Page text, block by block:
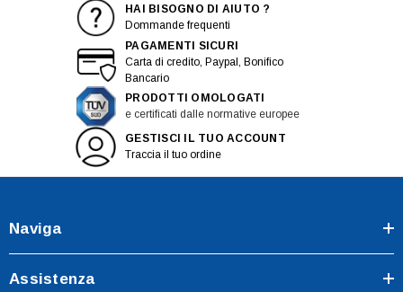
HAI BISOGNO DI AIUTO ?
Dommande frequenti
PAGAMENTI SICURI
Carta di credito, Paypal, Bonifico
Bancario
PRODOTTI OMOLOGATI
e certificati dalle normative europee
GESTISCI IL TUO ACCOUNT
Traccia il tuo ordine
Naviga
Assistenza